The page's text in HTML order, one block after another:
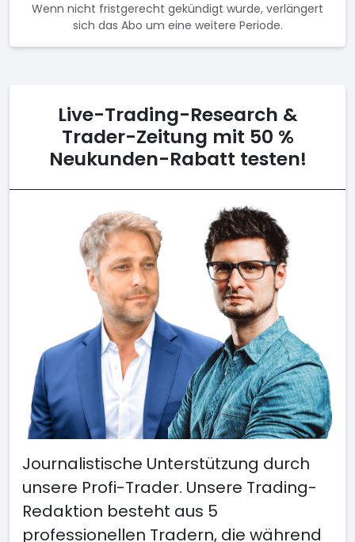
Wenn nicht fristgerecht gekündigt wurde, verlängert
sich das Abo um eine weitere Periode.
Live-Trading-Research &
Trader-Zeitung mit 50 %
Neukunden-Rabatt testen!
Journalistische Unterstützung durch
unsere Profi-Trader. Unsere Trading-
Redaktion besteht aus 5
professionellen Tradern, die während